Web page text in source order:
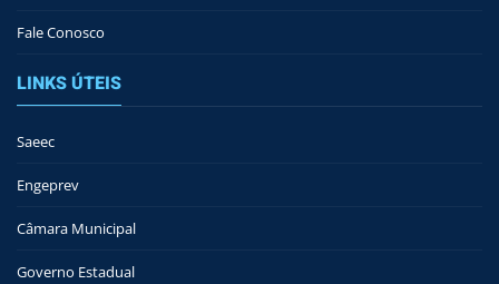
Fale Conosco
LINKS ÚTEIS
Saeec
Engeprev
Câmara Municipal
Governo Estadual